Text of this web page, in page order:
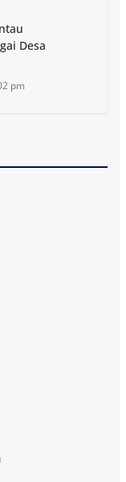
Desa
pm